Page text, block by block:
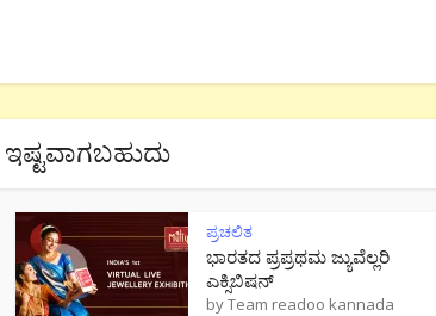
ಪ್ರಚಲಿತ
ಭಾರತದ ಪ್ರಪ್ರಥಮ ಜ್ಯುವೆಲ್ಲರಿ
ಎಕ್ಸಿಬಿಷನ್
byTeam readoo kannada